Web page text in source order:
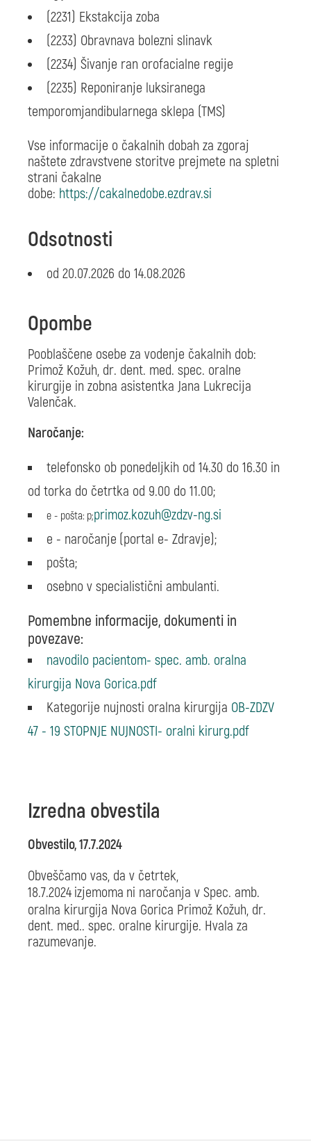
(2231) Ekstakcija zoba
(2233) Obravnava bolezni slinavk
(2234) Šivanje ran orofacialne regije
(2235) Reponiranje luksiranega
temporomjandibularnega sklepa (TMS)
Vse informacije o čakalnih dobah za zgoraj
naštete zdravstvene storitve prejmete na spletni
strani čakalne
dobe: https://cakalnedobe.ezdrav.si
Odsotnosti
od 20.07.2026 do 14.08.2026
Opombe
Pooblaščene osebe za vodenje čakalnih dob:
Primož Kožuh, dr. dent. med. spec. oralne
kirurgije in zobna asistentka Jana Lukrecija
Valenčak.
Naročanje:
telefonsko ob ponedeljkih od 14.30 do 16.30 in
od torka do četrtka od 9.00 do 11.00;
e - pošta: p;
e - naročanje (portal e- Zdravje);
pošta;
osebno v specialistični ambulanti.
Pomembne informacije, dokumenti in
povezave:
navodilo pacientom- spec. amb. oralna
kirurgija Nova Gorica.pdf
Kategorije nujnosti oralna kirurgija OB-ZDZV
47 - 19 STOPNJE NUJNOSTI- oralni kirurg.pdf
Izredna obvestila
Obvestilo, 17.7.2024
Obveščamo vas, da v četrtek,
18.7.2024 izjemoma ni naročanja v Spec. amb.
oralna kirurgija Nova Gorica Primož Kožuh, dr.
dent. med.. spec. oralne kirurgije. Hvala za
razumevanje.